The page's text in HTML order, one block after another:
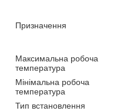
Призначення
Максимальна робоча
температура
Мінімальна робоча
температура
Тип встановлення